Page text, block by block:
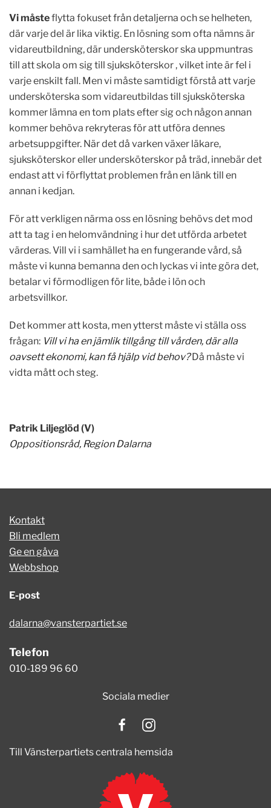
Vi måsteflytta fokuset från detaljerna och se helheten,
där varje del är lika viktig. En lösning som ofta nämns är
vidareutbildning, där undersköterskor ska uppmuntras
till att skola om sig till sjuksköterskor , vilket inte är fel i
varje enskilt fall. Men vi måste samtidigt förstå att varje
undersköterska som vidareutbildas till sjuksköterska
kommer lämna en tom plats efter sig och någon annan
kommer behöva rekryteras för att utföra dennes
arbetsuppgifter. När det då varken växer läkare,
sjuksköterskor eller undersköterskor på träd, innebär det
endast att vi förflyttat problemen från en länk till en
annan i kedjan.
För att verkligen närma oss en lösning behövs det mod
att ta tag i en helomvändning i hur det utförda arbetet
värderas. Vill vi i samhället ha en fungerande vård, så
måste vi kunna bemanna den och lyckas vi inte göra det,
betalar vi förmodligen för lite, både i lön och
arbetsvillkor.
Det kommer att kosta, men ytterst måste vi ställa oss
frågan: Vill vi ha en jämlik tillgång till vården, där alla
oavsett ekonomi, kan få hjälp vid behov?Då måste vi
vidta mått och steg.
Patrik Liljeglöd (V)
Oppositionsråd, Region Dalarna
Kontakt
Bli medlem
Ge en gåva
Webbshop
E-post
dalarna@vansterpartiet.se
Telefon
010-189 96 60
Sociala medier
Till Vänsterpartiets centrala hemsida